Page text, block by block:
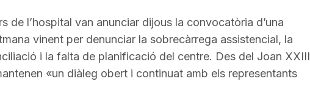
de l’hospital van anunciar dijous la convocatòria d’una
vinent per denunciar la sobrecàrrega assistencial, la
i la falta de planificació del centre. Des del Joan XXIII
«un diàleg obert i continuat amb els representants